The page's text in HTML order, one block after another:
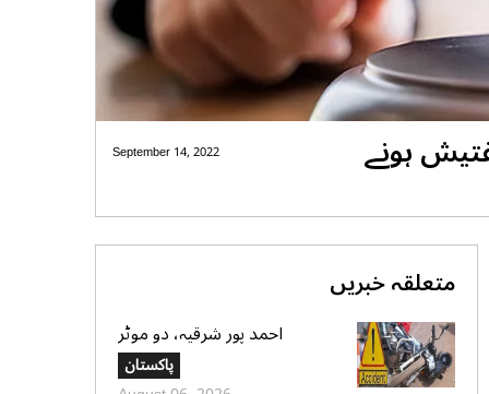
کو شامل تفتیش ہونے September 14, 2022
متعلقہ خبریں
احمد پور شرقیہ، دو موٹر
سائیکلوں میں تصادم، 2 افراد
جاں بحق، 3 زخمیپاکستان